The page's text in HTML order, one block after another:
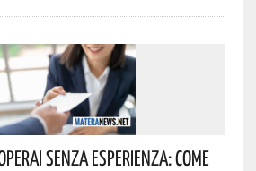
Senza Esperienza: Come